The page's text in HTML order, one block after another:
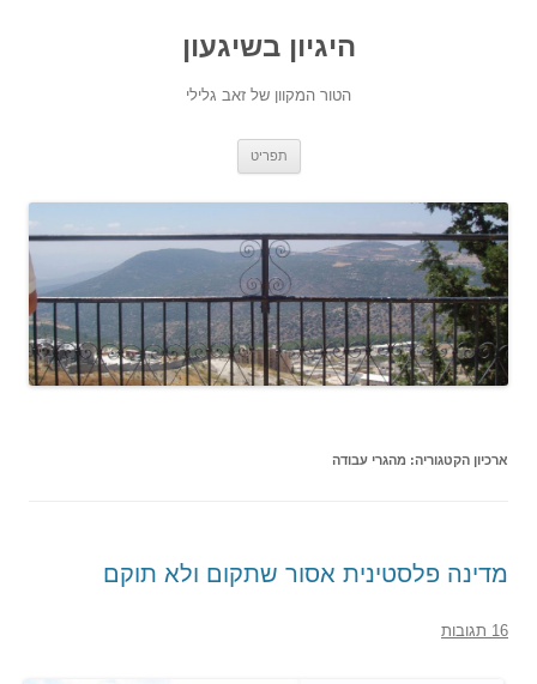
היגיון בשיגעון
הטור המקוון של זאב גלילי
תפריט
ארכיון הקטגוריה: מהגרי עבודה
מדינה פלסטינית אסור שתקום ולא תוקם
16 תגובות